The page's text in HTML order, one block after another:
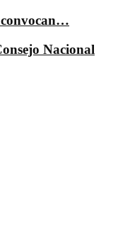
Nacional